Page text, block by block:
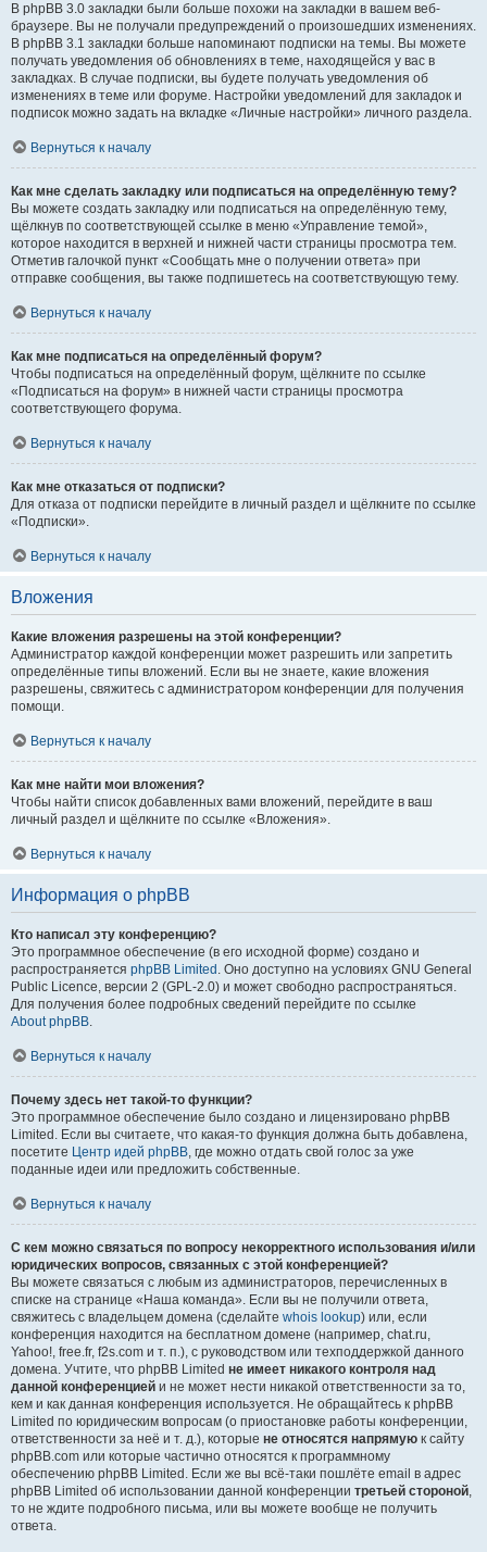
В phpBB 3.0 закладки были больше похожи на закладки в вашем веб-
браузере. Вы не получали предупреждений о произошедших изменениях.
В phpBB 3.1 закладки больше напоминают подписки на темы. Вы можете
получать уведомления об обновлениях в теме, находящейся у вас в
закладках. В случае подписки, вы будете получать уведомления об
изменениях в теме или форуме. Настройки уведомлений для закладок и
подписок можно задать на вкладке «Личные настройки» личного раздела.
Вернуться к началу
Как мне сделать закладку или подписаться на определённую тему?
Вы можете создать закладку или подписаться на определённую тему,
щёлкнув по соответствующей ссылке в меню «Управление темой»,
которое находится в верхней и нижней части страницы просмотра тем.
Отметив галочкой пункт «Сообщать мне о получении ответа» при
отправке сообщения, вы также подпишетесь на соответствующую тему.
Вернуться к началу
Как мне подписаться на определённый форум?
Чтобы подписаться на определённый форум, щёлкните по ссылке
«Подписаться на форум» в нижней части страницы просмотра
соответствующего форума.
Вернуться к началу
Как мне отказаться от подписки?
Для отказа от подписки перейдите в личный раздел и щёлкните по ссылке
«Подписки».
Вернуться к началу
Вложения
Какие вложения разрешены на этой конференции?
Администратор каждой конференции может разрешить или запретить
определённые типы вложений. Если вы не знаете, какие вложения
разрешены, свяжитесь с администратором конференции для получения
помощи.
Вернуться к началу
Как мне найти мои вложения?
Чтобы найти список добавленных вами вложений, перейдите в ваш
личный раздел и щёлкните по ссылке «Вложения».
Вернуться к началу
Информация о phpBB
Кто написал эту конференцию?
Это программное обеспечение (в его исходной форме) создано и
распространяется phpBB Limited . Оно доступно на условиях GNU General
Public Licence, версии 2 (GPL-2.0) и может свободно распространяться.
Для получения более подробных сведений перейдите по ссылке
About phpBB.
Вернуться к началу
Почему здесь нет такой-то функции?
Это программное обеспечение было создано и лицензировано phpBB
Limited. Если вы считаете, что какая-то функция должна быть добавлена,
посетите Центр идей phpBB, где можно отдать свой голос за уже
поданные идеи или предложить собственные.
Вернуться к началу
С кем можно связаться по вопросу некорректного использования и/или
юридических вопросов, связанных с этой конференцией?
Вы можете связаться с любым из администраторов, перечисленных в
списке на странице «Наша команда». Если вы не получили ответа,
свяжитесь с владельцем домена (сделайте whois lookup) или, если
конференция находится на бесплатном домене (например, chat.ru,
Yahoo!, free.fr, f2s.com и т. п.), с руководством или техподдержкой данного
домена. Учтите, что phpBB Limited не имеет никакого контроля над
данной конференцией и не может нести никакой ответственности за то,
кем и как данная конференция используется. Не обращайтесь к phpBB
Limited по юридическим вопросам (о приостановке работы конференции,
ответственности за неё и т. д.), которые не относятся напрямую к сайту
phpBB.com или которые частично относятся к программному
обеспечению phpBB Limited. Если же вы всё-таки пошлёте email в адрес
phpBB Limited об использовании данной конференции третьей стороной,
то не ждите подробного письма, или вы можете вообще не получить
ответа.